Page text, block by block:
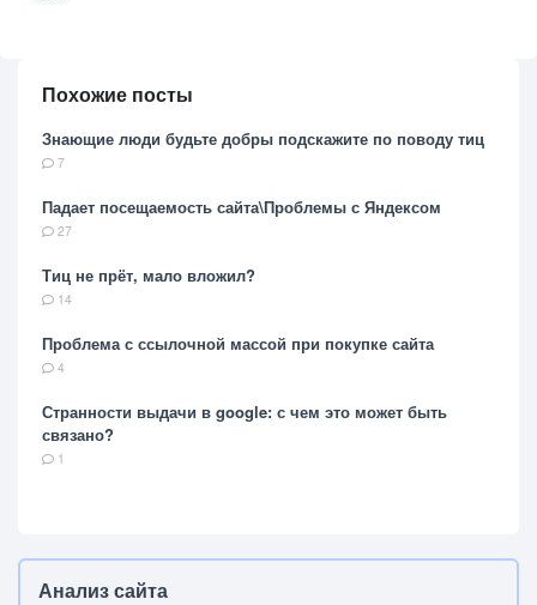
Похожие посты
Знающие люди будьте добры подскажите по поводу тиц
7
Падает посещаемость сайта\Проблемы с Яндексом
27
Тиц не прёт, мало вложил?
14
Проблема с ссылочной массой при покупке сайта
4
Странности выдачи в google: с чем это может быть
связано?
1
Анализ сайта